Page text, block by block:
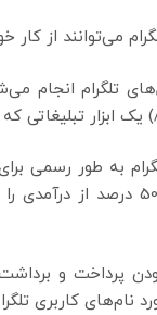
می‌توانند از کار
به طور رسمی
دارندگان کانال در این